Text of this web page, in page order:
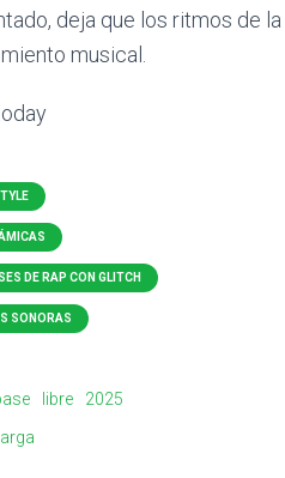
deja que los ritmos de
musical.
DE RAP CON GLITCH
SONORAS
libre
2025